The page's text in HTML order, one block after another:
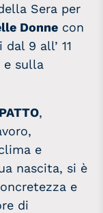
Sera per
Donne con
9 all’ 11
e sulla
,
e
nascita, si è
e
di